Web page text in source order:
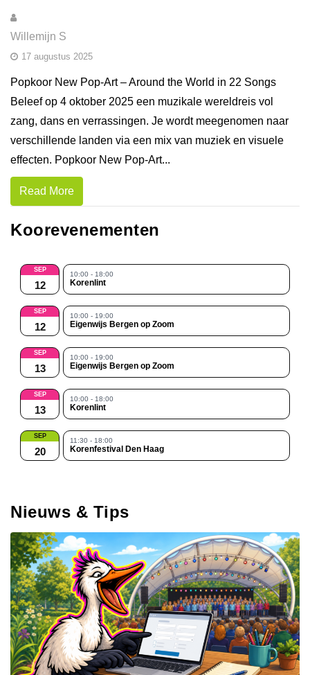
Willemijn S
17 augustus 2025
Popkoor New Pop-Art – Around the World in 22 Songs
Beleef op 4 oktober 2025 een muzikale wereldreis vol
zang, dans en verrassingen. Je wordt meegenomen naar
verschillende landen via een mix van muziek en visuele
effecten. Popkoor New Pop-Art...
Read More
Koorevenementen
SEP
12
10:00 - 18:00
Korenlint
SEP
12
10:00 - 19:00
Eigenwijs Bergen op Zoom
SEP
13
10:00 - 19:00
Eigenwijs Bergen op Zoom
SEP
13
10:00 - 18:00
Korenlint
SEP
20
11:30 - 18:00
Korenfestival Den Haag
Nieuws & Tips